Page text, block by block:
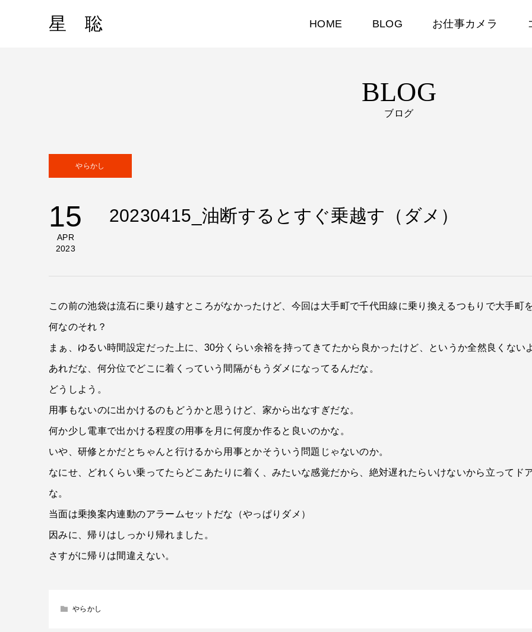
星 聡 HOME BLOG お仕事カメラ
BLOG
ブログ
やらかし
15
APR
2023
20230415_油断するとすぐ乗越す（ダメ）
この前の池袋は流石に乗り越すところがなかったけど、今回は大手町で千代田線に乗り換えるつもりで大手町
何なのそれ？
まぁ、ゆるい時間設定だった上に、30分くらい余裕を持ってきてたから良かったけど、というか全然良くない
あれだな、何分位でどこに着くっていう間隔がもうダメになってるんだな。
どうしよう。
用事もないのに出かけるのもどうかと思うけど、家から出なすぎだな。
何か少し電車で出かける程度の用事を月に何度か作ると良いのかな。
いや、研修とかだとちゃんと行けるから用事とかそういう問題じゃないのか。
なにせ、どれくらい乗ってたらどこあたりに着く、みたいな感覚だから、絶対遅れたらいけないから立ってド
な。
当面は乗換案内連動のアラームセットだな（やっぱりダメ）
因みに、帰りはしっかり帰れました。
さすがに帰りは間違えない。
やらかし